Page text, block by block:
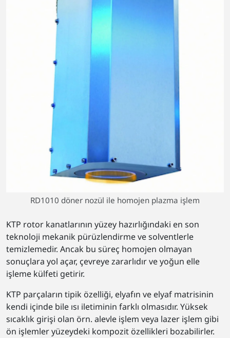
RD1010 döner nozül ile homojen plazma işlem
KTP rotor kanatlarının yüzey hazırlığındaki en son
teknoloji mekanik pürüzlendirme ve solventlerle
temizlemedir. Ancak bu süreç homojen olmayan
sonuçlara yol açar, çevreye zararlıdır ve yoğun elle
işleme külfeti getirir.
KTP parçaların tipik özelliği, elyafın ve elyaf matrisinin
kendi içinde bile ısı iletiminin farklı olmasıdır. Yüksek
sıcaklık girişi olan örn. alevle işlem veya lazer işlem gibi
ön işlemler yüzeydeki kompozit özellikleri bozabilirler.